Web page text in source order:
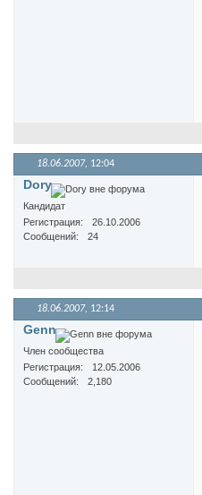
18.06.2007, 12:04
Dory
Кандидат
Регистрация
26.10.2006
Сообщений
24
18.06.2007, 12:14
Genn
Член сообщества
Регистрация
12.05.2006
Сообщений
2,180